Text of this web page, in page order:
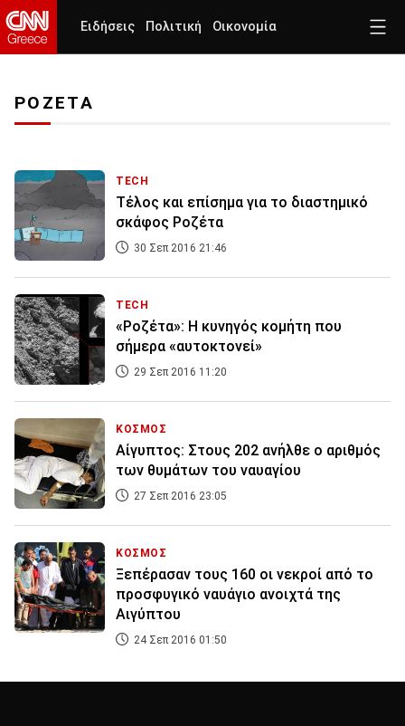
Ειδήσεις Πολιτική Οικονομία
ΡΟΖΕΤΑ
TECH
Τέλος και επίσημα για το διαστημικό
σκάφος Ροζέτα
30 Σεπ 2016 21:46
TECH
«Ροζέτα»: Η κυνηγός κομήτη που
σήμερα «αυτοκτονεί»
29 Σεπ 2016 11:20
ΚΟΣΜΟΣ
Αίγυπτος: Στους 202 ανήλθε ο αριθμός
των θυμάτων του ναυαγίου
27 Σεπ 2016 23:05
ΚΟΣΜΟΣ
Ξεπέρασαν τους 160 οι νεκροί από το
προσφυγικό ναυάγιο ανοιχτά της
Αιγύπτου
24 Σεπ 2016 01:50